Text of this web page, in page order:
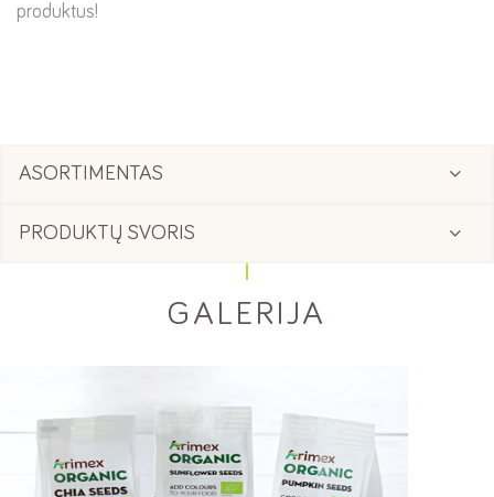
produktus!
ASORTIMENTAS
PRODUKTŲ SVORIS
GALERIJA